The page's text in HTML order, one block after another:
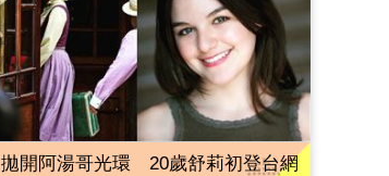
拋開阿湯哥光環 20歲舒莉初登台網